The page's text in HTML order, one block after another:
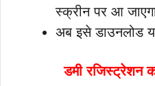
स्क्रीन पर आ
अब इसे डाउनलोड
डमी रजिस्ट्रेशन